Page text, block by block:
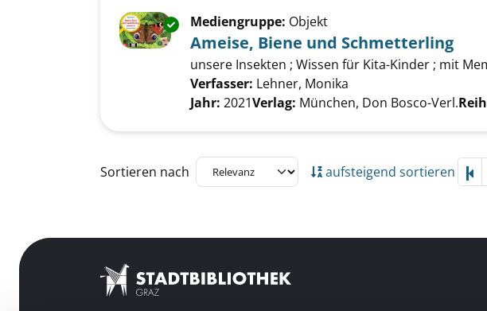
Exemplar-Details von Ameise, Biene und
Mediengruppe: Objekt
Ameise, Biene und Schmetterling
unsere Insekten ; Wissen für Kita-Kinder ; mit
Verfasser: Lehner, Monika
Jahr: 2021Verlag: München, Don Bosco-Verl.
Zu den Suchfiltern springen
Sortieren nach aufsteigend sortieren